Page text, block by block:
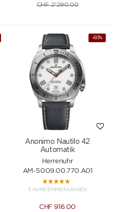
CHF2'290.00
-60%
Anonimo Nautilo 42
Automatik
Herrenuhr
AM-5009.00.770.A01
5 KUNDENMEINUNGEN
CHF916.00